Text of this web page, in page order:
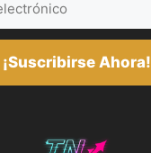
¡Suscribirse Ahora!